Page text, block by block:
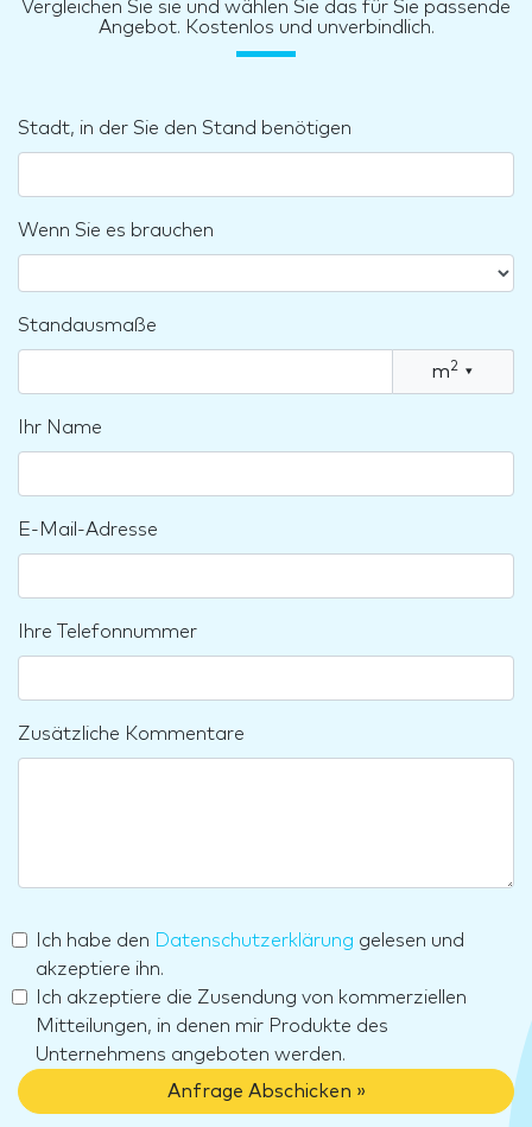
Vergleichen Sie sie und wählen Sie das für Sie passende
Angebot. Kostenlos und unverbindlich.
Stadt, in der Sie den Stand benötigen
Wenn Sie es brauchen
Standausmaße
m2 ▾
Ihr Name
E-Mail-Adresse
Ihre Telefonnummer
Zusätzliche Kommentare
Ich habe den Datenschutzerklärung gelesen und
akzeptiere ihn.
Ich akzeptiere die Zusendung von kommerziellen
Mitteilungen, in denen mir Produkte des
Unternehmens angeboten werden.
Anfrage Abschicken »